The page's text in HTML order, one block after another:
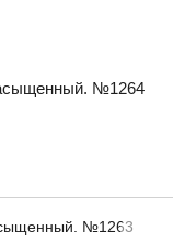
№1264